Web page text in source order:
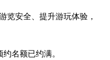
览安全、提升游玩体验，
名额已约满。